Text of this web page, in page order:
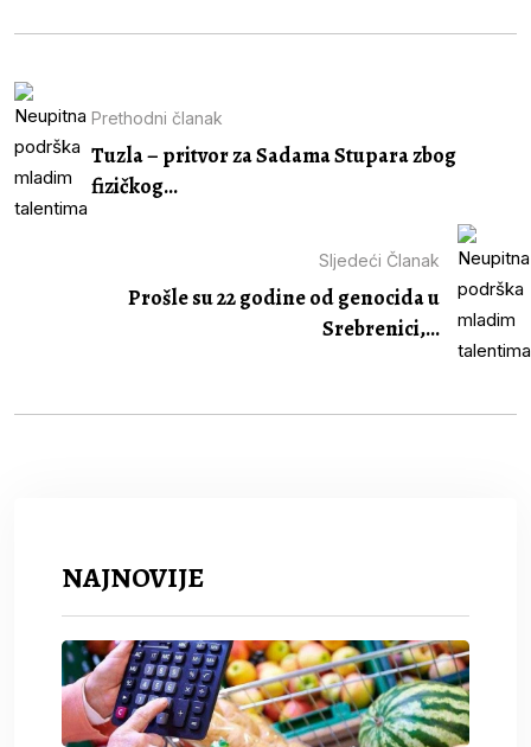
Prethodni članak
Tuzla – pritvor za Sadama Stupara zbog
fizičkog...
Sljedeći Članak
Prošle su 22 godine od genocida u
Srebrenici,...
NAJNOVIJE